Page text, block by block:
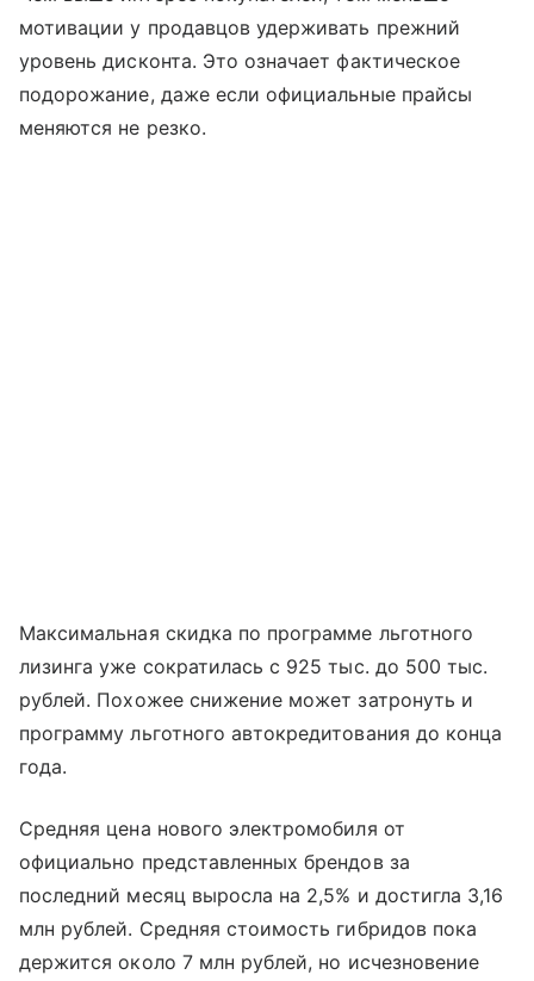
мотивации у продавцов удерживать прежний
уровень дисконта. Это означает фактическое
подорожание, даже если официальные прайсы
меняются не резко.
Максимальная скидка по программе льготного
лизинга уже сократилась с 925 тыс. до 500 тыс.
рублей. Похожее снижение может затронуть и
программу льготного автокредитования до конца
года.
Средняя цена нового электромобиля от
официально представленных брендов за
последний месяц выросла на 2,5% и достигла 3,16
млн рублей. Средняя стоимость гибридов пока
держится около 7 млн рублей, но исчезновение